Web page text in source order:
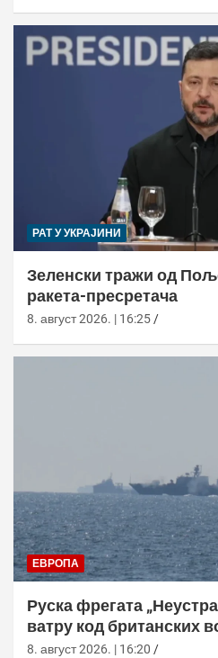
РАТ У УКРАЈИНИ
Зеленски тражи од
ракета-пресретача
8. август 2026. | 16:25
ЕВРОПА
Руска фрегата
ватру код британских
морнарица појачала
8. август 2026. | 16:20